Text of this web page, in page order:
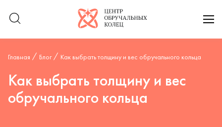
Логотип компании
Главная Блог Как выбрать толщину и вес обручального кольца
Как выбрать толщину и вес
обручального кольца